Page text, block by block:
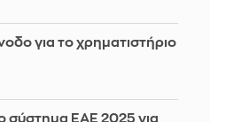
για το χρηματιστήριο
σύστημα ΕΑΕ 2025 για